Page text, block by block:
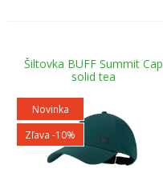
Šiltovka BUFF Summit Cap
solid tea
Novinka
Zľava -10%